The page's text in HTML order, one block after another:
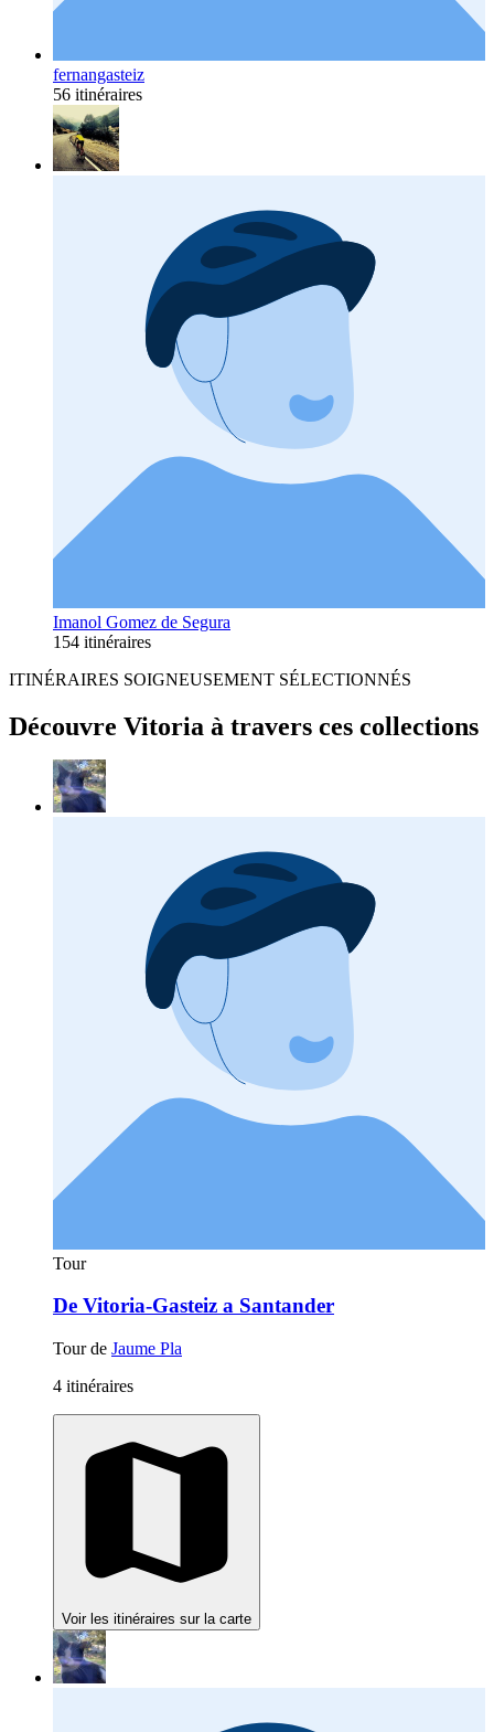
fernangasteiz
56 itinéraires
Imanol Gomez de Segura
154 itinéraires
ITINÉRAIRES SOIGNEUSEMENT SÉLECTIONNÉS
Découvre Vitoria à travers ces collections
Tour
De Vitoria-Gasteiz a Santander
Tour de Jaume Pla
4 itinéraires
Voir les itinéraires sur la carte